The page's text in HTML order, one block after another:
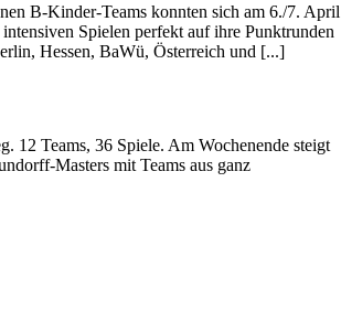
B-Kinder-Teams konnten sich am 6./7. April
Spielen perfekt auf ihre Punktrunden
Hessen, BaWü, Österreich und [...]